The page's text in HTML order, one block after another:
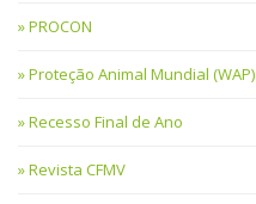
PROCON
Proteção Animal Mundial (WAP)
Recesso Final de Ano
Revista CFMV